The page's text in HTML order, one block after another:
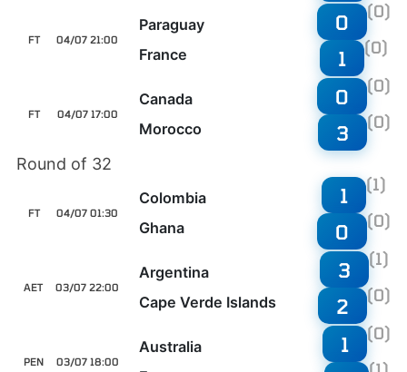
04/07 21:00
FT
Paraguay
France
0 (0)
1 (0)
04/07 17:00
FT
Canada
Morocco
0 (0)
3 (0)
Round of 32
04/07 01:30
FT
Colombia
Ghana
1 (1)
0 (0)
03/07 22:00
AET
Argentina
Cape Verde Islands
3 (1)
2 (0)
03/07 18:00
PEN
Australia
1 (0)